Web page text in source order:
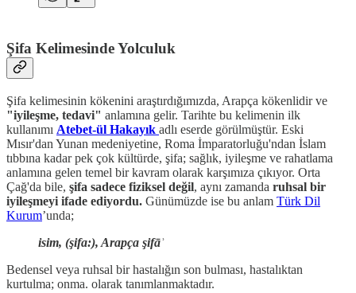
Şifa Kelimesinde Yolculuk
Şifa kelimesinin kökenini araştırdığımızda, Arapça kökenlidir ve
"iyileşme, tedavi" anlamına gelir. Tarihte bu kelimenin ilk
kullanımı Atebet-ül Hakayık adlı eserde görülmüştür. Eski
Mısır'dan Yunan medeniyetine, Roma İmparatorluğu'ndan İslam
tıbbına kadar pek çok kültürde, şifa; sağlık, iyileşme ve rahatlama
anlamına gelen temel bir kavram olarak karşımıza çıkıyor. Orta
Çağ'da bile, şifa sadece fiziksel değil, aynı zamanda ruhsal bir
iyileşmeyi ifade ediyordu. Günümüzde ise bu anlam Türk Dil
Kurum’unda;
isim, (şifa:), Arapça şifāʾ
Bedensel veya ruhsal bir hastalığın son bulması, hastalıktan
kurtulma; onma. olarak tanımlanmaktadır.